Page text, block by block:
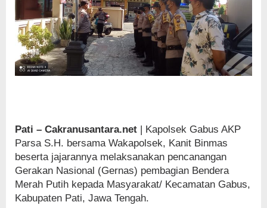
Pati – Cakranusantara.net | Kapolsek Gabus AKP
Parsa S.H. bersama Wakapolsek, Kanit Binmas
beserta jajarannya melaksanakan pencanangan
Gerakan Nasional (Gernas) pembagian Bendera
Merah Putih kepada Masyarakat/ Kecamatan Gabus,
Kabupaten Pati, Jawa Tengah.